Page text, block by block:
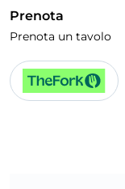
Prenota
Prenota un tavolo